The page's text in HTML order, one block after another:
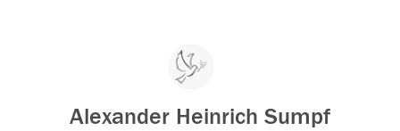
Alexander Heinrich Sumpf